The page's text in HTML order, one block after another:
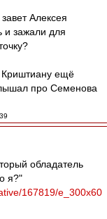
Алексея
и зажали для
Криштиану ещё
про Семенова
обладатель
я?"
167819/e_300x60